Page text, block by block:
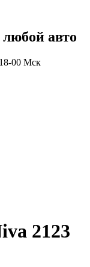
авто
00 Мск
2123